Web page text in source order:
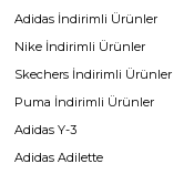
Adidas İndirimli Ürünler
Nike İndirimli Ürünler
Skechers İndirimli Ürünler
Puma İndirimli Ürünler
Adidas Y-3
Adidas Adilette